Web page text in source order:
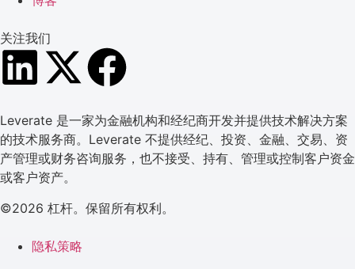
关注我们
Leverate 是一家为金融机构和经纪商开发并提供技术解决方案
的技术服务商。Leverate 不提供经纪、投资、金融、交易、资
产管理或财务咨询服务，也不接受、持有、管理或控制客户资金
或客户资产。
©2026 杠杆。保留所有权利。
隐私策略